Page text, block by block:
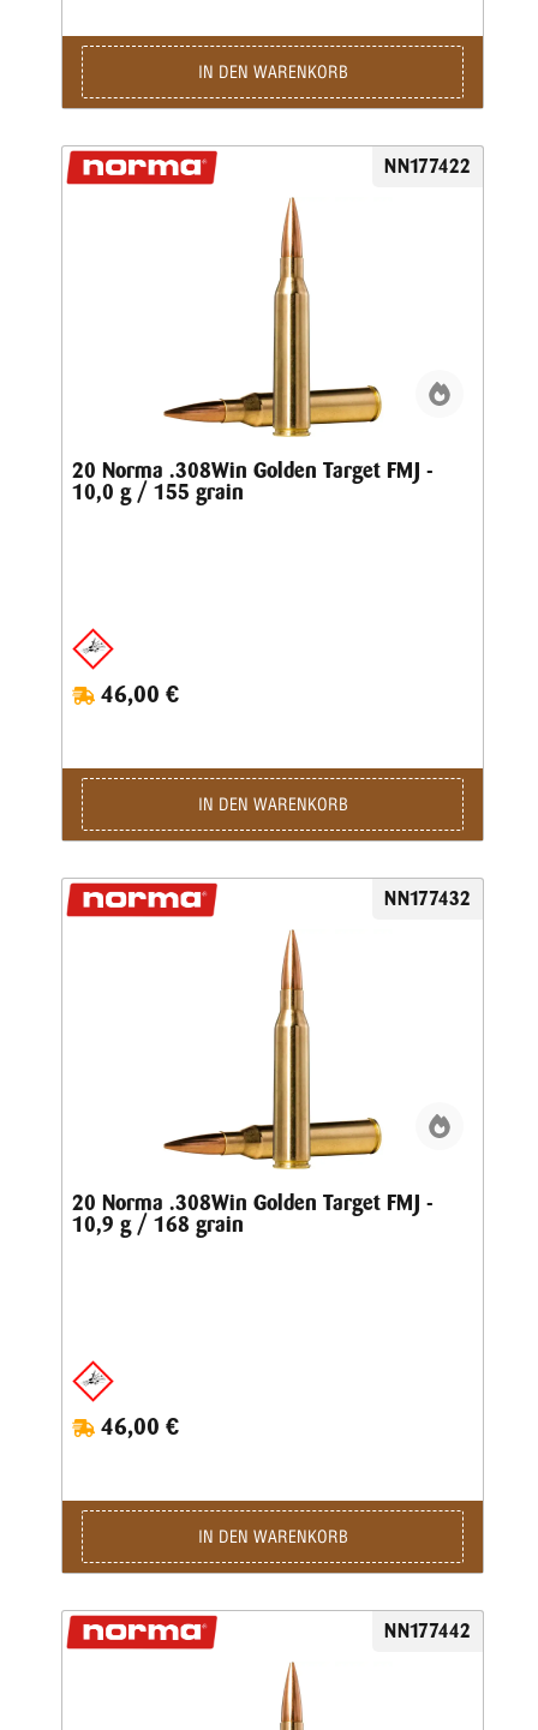
IN DEN WARENKORB
NN177422
20 Norma .308Win Golden Target FMJ -
10,0 g / 155 grain
46,00 €
IN DEN WARENKORB
NN177432
20 Norma .308Win Golden Target FMJ -
10,9 g / 168 grain
46,00 €
IN DEN WARENKORB
NN177442